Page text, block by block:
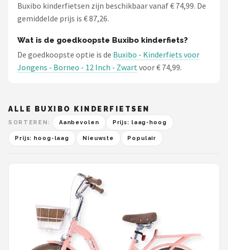
Buxibo kinderfietsen zijn beschikbaar vanaf € 74,99. De
gemiddelde prijs is € 87,26.
Wat is de goedkoopste Buxibo kinderfiets?
De goedkoopste optie is de Buxibo - Kinderfiets voor
Jongens - Borneo - 12 Inch - Zwartvoor € 74,99.
ALLE BUXIBO KINDERFIETSEN
SORTEREN: Aanbevolen Prijs: laag-hoog
Prijs: hoog-laag Nieuwste Populair